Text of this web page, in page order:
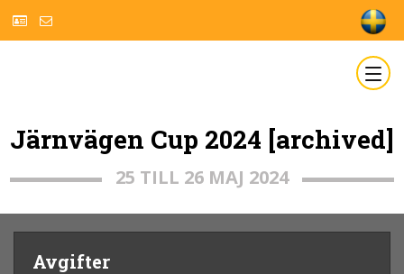
Järnvägen Cup 2024 [archived]
25 TILL 26 MAJ 2024
Avgifter